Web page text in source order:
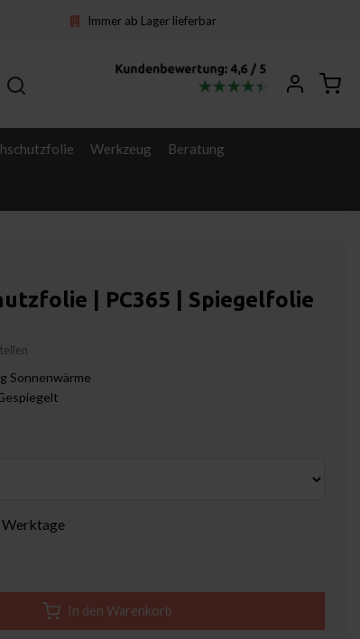
Immer ab Lager lieferbar
Werkzeug Beratung
| PC365 | Spiegelfolie
Sonnenwärme
In den Warenkorb